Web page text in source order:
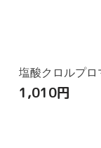
塩酸クロルプロ
1,010円